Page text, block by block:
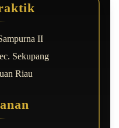
Sebelum Terlambat (Part 01)
Anda Harus Kenali Mesin
Arah Hidupmu dan
II
Sekupang
Riau